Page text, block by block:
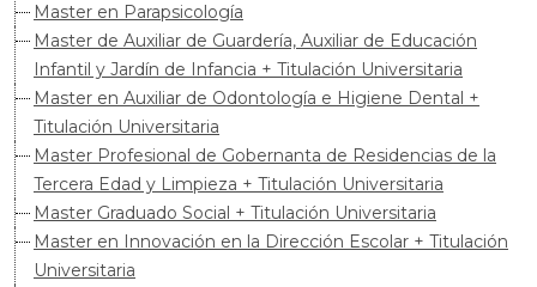
Master en Parapsicología
Master de Auxiliar de Guardería, Auxiliar de Educación
Infantil y Jardín de Infancia + Titulación Universitaria
Master en Auxiliar de Odontología e Higiene Dental +
Titulación Universitaria
Master Profesional de Gobernanta de Residencias de la
Tercera Edad y Limpieza + Titulación Universitaria
Master Graduado Social + Titulación Universitaria
Master en Innovación en la Dirección Escolar + Titulación
Universitaria